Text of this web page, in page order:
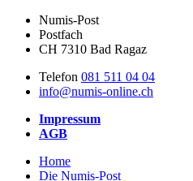
Numis-Post
Postfach
CH 7310 Bad Ragaz
Telefon 081 511 04 04
info@numis-online.ch
Impressum
AGB
Home
Die Numis-Post